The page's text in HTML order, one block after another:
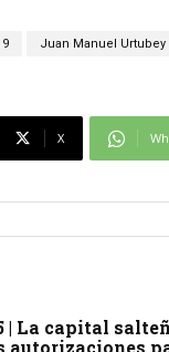
Juan Manuel Urtubey
X
| La capital
autorizaciones